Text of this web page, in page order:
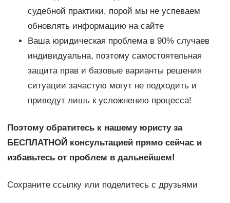
судебной практики, порой мы не успеваем
обновлять информацию на сайте
Ваша юридическая проблема в 90% случаев
индивидуальна, поэтому самостоятельная
защита прав и базовые варианты решения
ситуации зачастую могут не подходить и
приведут лишь к усложнению процесса!
Поэтому обратитесь к нашему юристу за
БЕСПЛАТНОЙ консультацией прямо сейчас и
избавьтесь от проблем в дальнейшем!
Сохраните ссылку или поделитесь с друзьями